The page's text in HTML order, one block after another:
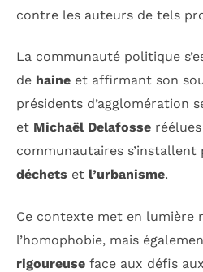
contre les auteurs de tels
La communauté politique
de haine et affirmant son
présidents d’agglomération
et Michaël Delafosse
communautaires
déchets et l’urbanisme.
Ce contexte met en lumière
l’homophobie, mais
rigoureuse face aux défis